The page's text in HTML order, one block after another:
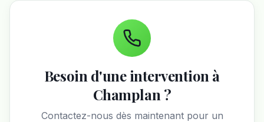
Besoin d'une intervention à
Champlan ?
Contactez-nous dès maintenant pour un